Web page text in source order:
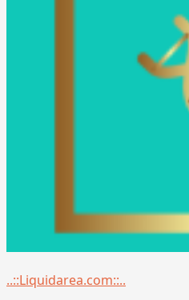
Menu
..::Liquidarea.com::..